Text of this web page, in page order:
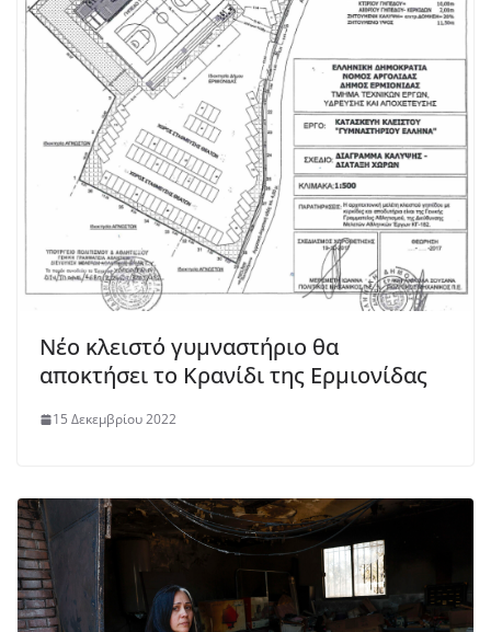
Νέο κλειστό γυμναστήριο θα
αποκτήσει το Κρανίδι της Ερμιονίδας
15 Δεκεμβρίου 2022